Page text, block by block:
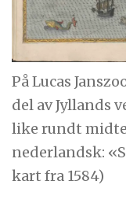
På Lucas
del av Jyllands
like rundt
nederlandsk:
kart fra 1584)